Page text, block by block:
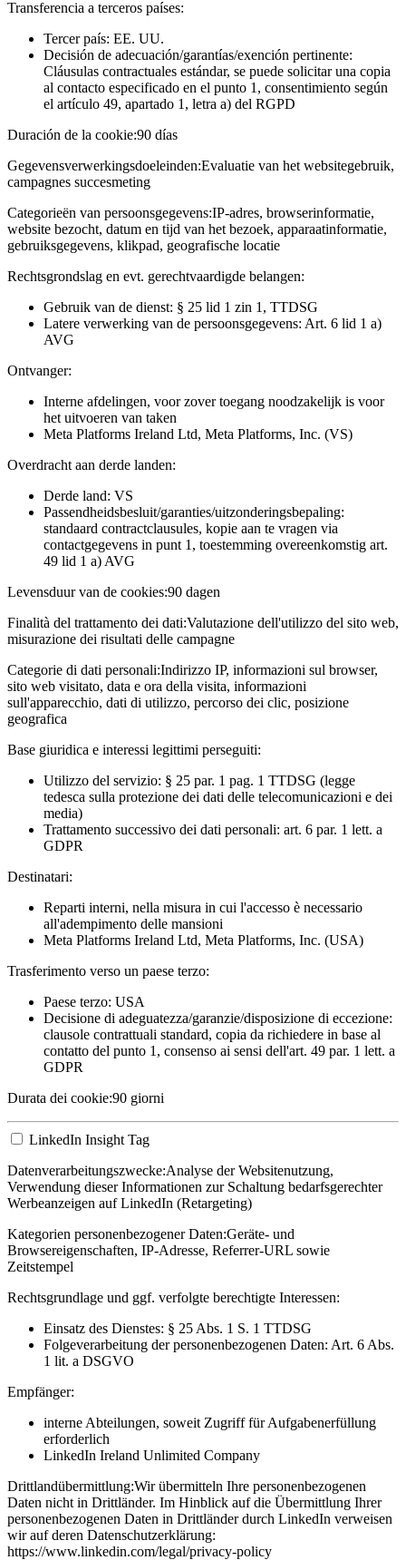
Transferencia a terceros países:
Tercer país: EE. UU.
Decisión de adecuación/garantías/exención pertinente:
Cláusulas contractuales estándar, se puede solicitar una copia
al contacto especificado en el punto 1, consentimiento según
el artículo 49, apartado 1, letra a) del RGPD
Duración de la cookie:90 días
Gegevensverwerkingsdoeleinden:Evaluatie van het websitegebruik,
campagnes succesmeting
Categorieën van persoonsgegevens:IP-adres, browserinformatie,
website bezocht, datum en tijd van het bezoek, apparaatinformatie,
gebruiksgegevens, klikpad, geografische locatie
Rechtsgrondslag en evt. gerechtvaardigde belangen:
Gebruik van de dienst: § 25 lid 1 zin 1, TTDSG
Latere verwerking van de persoonsgegevens: Art. 6 lid 1 a)
AVG
Ontvanger:
Interne afdelingen, voor zover toegang noodzakelijk is voor
het uitvoeren van taken
Meta Platforms Ireland Ltd, Meta Platforms, Inc. (VS)
Overdracht aan derde landen:
Derde land: VS
Passendheidsbesluit/garanties/uitzonderingsbepaling:
standaard contractclausules, kopie aan te vragen via
contactgegevens in punt 1, toestemming overeenkomstig art.
49 lid 1 a) AVG
Levensduur van de cookies:90 dagen
Finalità del trattamento dei dati:Valutazione dell'utilizzo del sito web,
misurazione dei risultati delle campagne
Categorie di dati personali:Indirizzo IP, informazioni sul browser,
sito web visitato, data e ora della visita, informazioni
sull'apparecchio, dati di utilizzo, percorso dei clic, posizione
geografica
Base giuridica e interessi legittimi perseguiti:
Utilizzo del servizio: § 25 par. 1 pag. 1 TTDSG (legge
tedesca sulla protezione dei dati delle telecomunicazioni e dei
media)
Trattamento successivo dei dati personali: art. 6 par. 1 lett. a
GDPR
Destinatari:
Reparti interni, nella misura in cui l'accesso è necessario
all'adempimento delle mansioni
Meta Platforms Ireland Ltd, Meta Platforms, Inc. (USA)
Trasferimento verso un paese terzo:
Paese terzo: USA
Decisione di adeguatezza/garanzie/disposizione di eccezione:
clausole contrattuali standard, copia da richiedere in base al
contatto del punto 1, consenso ai sensi dell'art. 49 par. 1 lett. a
GDPR
Durata dei cookie:90 giorni
LinkedIn Insight Tag
Datenverarbeitungszwecke:Analyse der Websitenutzung,
Verwendung dieser Informationen zur Schaltung bedarfsgerechter
Werbeanzeigen auf LinkedIn (Retargeting)
Kategorien personenbezogener Daten:Geräte- und
Browsereigenschaften, IP-Adresse, Referrer-URL sowie
Zeitstempel
Rechtsgrundlage und ggf. verfolgte berechtigte Interessen:
Einsatz des Dienstes: § 25 Abs. 1 S. 1 TTDSG
Folgeverarbeitung der personenbezogenen Daten: Art. 6 Abs.
1 lit. a DSGVO
Empfänger:
interne Abteilungen, soweit Zugriff für Aufgabenerfüllung
erforderlich
LinkedIn Ireland Unlimited Company
Drittlandübermittlung:Wir übermitteln Ihre personenbezogenen
Daten nicht in Drittländer. Im Hinblick auf die Übermittlung Ihrer
personenbezogenen Daten in Drittländer durch LinkedIn verweisen
wir auf deren Datenschutzerklärung:
https://www.linkedin.com/legal/privacy-policy